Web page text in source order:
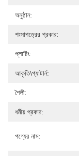
অনুষ্ঠান:
শংসাপত্রের প্রকার:
প্লাটিং:
আকৃতি\প্যাটার্ন:
শৈলী:
ধর্মীয় প্রকার:
পণ্যের নাম: